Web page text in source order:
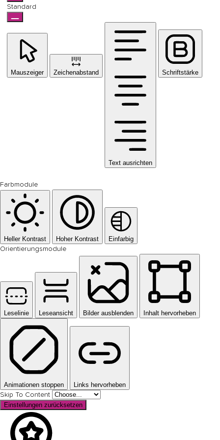
Standard
Mauszeiger Zeichenabstand
Text ausrichten
Schriftstärke
Farbmodule
Heller Kontrast Hoher Kontrast Einfarbig
Orientierungsmodule
Leselinie Leseansicht Bilder ausblenden Inhalt hervorheben
Animationen stoppen Links hervorheben
Skip To Content
Einstellungen zurücksetzen